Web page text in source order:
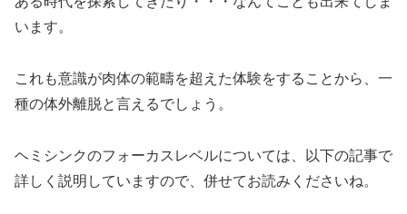
います。
これも意識が肉体の範疇を超えた体験をすることから、一
種の体外離脱と言えるでしょう。
ヘミシンクのフォーカスレベルについては、以下の記事で
詳しく説明していますので、併せてお読みくださいね。